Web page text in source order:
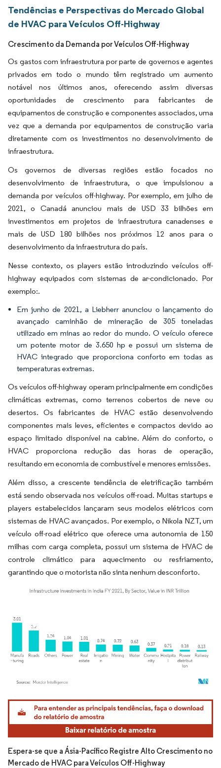
Tendências e Perspectivas do Mercado Global
de HVAC para Veículos Off-Highway
Crescimento da Demanda por Veículos Off-Highway
Os gastos com infraestrutura por parte de governos e agentes
privados em todo o mundo têm registrado um aumento
notável nos últimos anos, oferecendo assim diversas
oportunidades de crescimento para fabricantes de
equipamentos de construção e componentes associados, uma
vez que a demanda por equipamentos de construção varia
diretamente com os investimentos no desenvolvimento de
infraestrutura.
Os governos de diversas regiões estão focados no
desenvolvimento de infraestrutura, o que impulsionou a
demanda por veículos off-highway. Por exemplo, em julho de
2021, o Canadá anunciou mais de USD 33 bilhões em
investimentos em projetos de infraestrutura canadenses e
mais de USD 180 bilhões nos próximos 12 anos para o
desenvolvimento da infraestrutura do país.
Nesse contexto, os players estão introduzindo veículos off-
highway equipados com sistemas de ar-condicionado. Por
exemplo:.
Em junho de 2021, a Liebherr anunciou o lançamento do
avançado caminhão de mineração de 305 toneladas
utilizado em minas ao redor do mundo. O veículo oferece
um potente motor de 3.650 hp e possui um sistema de
HVAC integrado que proporciona conforto em todas as
temperaturas extremas.
Os veículos off-highway operam principalmente em condições
climáticas extremas, como terrenos cobertos de neve ou
desertos. Os fabricantes de HVAC estão desenvolvendo
componentes mais leves, eficientes e compactos devido ao
espaço limitado disponível na cabine. Além do conforto, o
HVAC proporciona redução das horas de operação,
resultando em economia de combustível e menores emissões.
Além disso, a crescente tendência de eletrificação também
está sendo observada nos veículos off-road. Muitas startups e
players estabelecidos lançaram seus modelos elétricos com
sistemas de HVAC avançados. Por exemplo, o Nikola NZT, um
veículo off-road elétrico que oferece uma autonomia de 150
milhas com carga completa, possui um sistema de HVAC de
controle climático para aquecimento ou resfriamento,
garantindo que o motorista não sinta nenhum desconforto.
Imagem © Mordor Intelligence. O reuso requer atribuição conforme CC BY 4.0.
Espera-se que a Ásia-Pacífico Registre Alto Crescimento no
Mercado de HVAC para Veículos Off-Highway